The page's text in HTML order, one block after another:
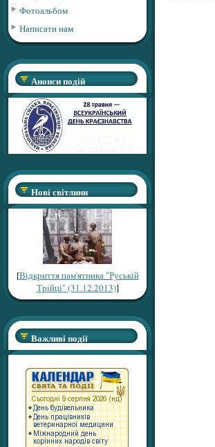
Фотоальбом
Написати нам
Анонси подій
Нові світлини
[Відкриття пам'ятника "Руській
Трійці" (31.12.2013)]
Важливі події